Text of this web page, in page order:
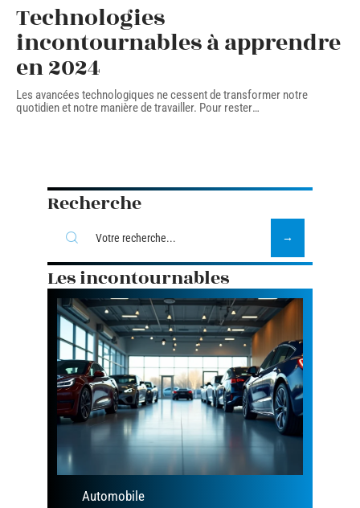
Technologies
incontournables à apprendre
en 2024
Les avancées technologiques ne cessent de transformer notre
quotidien et notre manière de travailler. Pour rester…
Recherche
Les incontournables
Automobile